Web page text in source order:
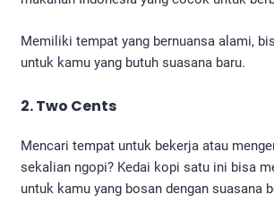
Memiliki tempat yang bernuansa alami,
untuk kamu yang butuh suasana baru.
2. Two Cents
Mencari tempat untuk bekerja atau
sekalian ngopi? Kedai kopi satu ini bisa
untuk kamu yang bosan dengan suasana